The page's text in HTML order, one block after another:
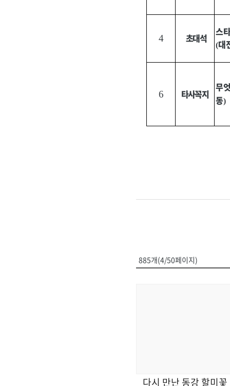
4 초대석
스
(대
6 타사꼭지
무
동)
885개(4/50페이지)
다시 만난 동강 할미